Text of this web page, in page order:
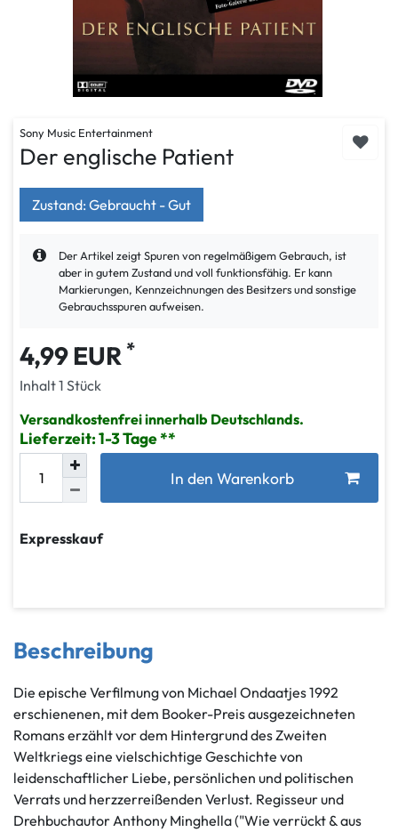
Sony Music Entertainment
Der englische Patient
Zustand: Gebraucht - Gut
Der Artikel zeigt Spuren von regelmäßigem Gebrauch, ist
aber in gutem Zustand und voll funktionsfähig. Er kann
Markierungen, Kennzeichnungen des Besitzers und sonstige
Gebrauchsspuren aufweisen.
4,99 EUR *
Inhalt1 Stück
Versandkostenfrei innerhalb Deutschlands.
Lieferzeit: 1-3 Tage
In den Warenkorb
Expresskauf
Beschreibung
Die epische Verfilmung von Michael Ondaatjes 1992
erschienenen, mit dem Booker-Preis ausgezeichneten
Romans erzählt vor dem Hintergrund des Zweiten
Weltkriegs eine vielschichtige Geschichte von
leidenschaftlicher Liebe, persönlichen und politischen
Verrats und herzzerreißenden Verlust. Regisseur und
Drehbuchautor Anthony Minghella ("Wie verrückt & aus